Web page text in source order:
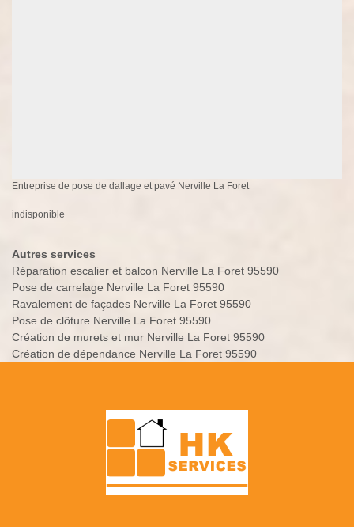
Entreprise de pose de dallage et pavé Nerville La Foret
indisponible
Autres services
Réparation escalier et balcon Nerville La Foret 95590
Pose de carrelage Nerville La Foret 95590
Ravalement de façades Nerville La Foret 95590
Pose de clôture Nerville La Foret 95590
Création de murets et mur Nerville La Foret 95590
Création de dépendance Nerville La Foret 95590